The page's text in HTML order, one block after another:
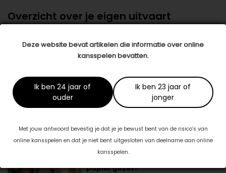
Deze website bevat artikelen die informatie over online
kansspelen bevatten.
Ik ben 24 jaar of
ouder
Ik ben 23 jaar of
jonger
Met jouw antwoord bevestig je dat je je bewust bent van de risico’s van
online kansspelen en dat je niet bent uitgesloten van deelname aan online
kansspelen.
Overzicht over je eigen uitvaart
buurt voor een zogenoemd voorregelgesprek. Dan heb je gelijk
een overzicht van het kostenplaatje en weet je of je je
Datum: 21 oktober 2024
Deel dit artikel
Ook interessant voor jou
papier gezet?